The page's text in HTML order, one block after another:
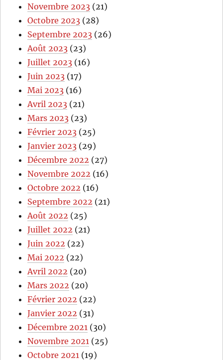
Novembre 2023 (21)
Octobre 2023 (28)
Septembre 2023 (26)
Août 2023 (23)
Juillet 2023 (16)
Juin 2023 (17)
Mai 2023 (16)
Avril 2023 (21)
Mars 2023 (23)
Février 2023 (25)
Janvier 2023 (29)
Décembre 2022 (27)
Novembre 2022 (16)
Octobre 2022 (16)
Septembre 2022 (21)
Août 2022 (25)
Juillet 2022 (21)
Juin 2022 (22)
Mai 2022 (22)
Avril 2022 (20)
Mars 2022 (20)
Février 2022 (22)
Janvier 2022 (31)
Décembre 2021 (30)
Novembre 2021 (25)
Octobre 2021 (19)